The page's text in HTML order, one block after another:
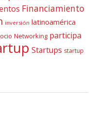
Financiamiento
inversión latinoamérica
Networking participa
Startups startup